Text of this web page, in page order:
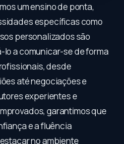
um ensino de ponta,
específicas como
personalizados são
a comunicar-se de forma
desde
até negociações e
experientes e
garantimos que
e a fluência
no ambiente